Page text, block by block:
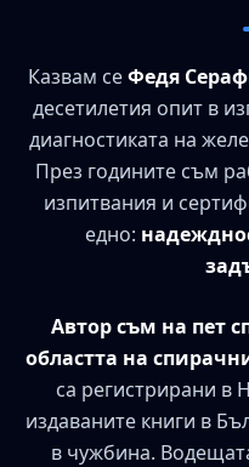
Казвам сеФедя
десетилетия опит в
диагностиката на
През годините съм
изпитвания и
едно:
Автор съм на пет
областта на
са регистрирани в
издаваните книги в
в чужбина.